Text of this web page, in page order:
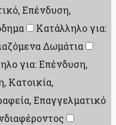
Επένδυση,
Κατάλληλο για:
Δωμάτια
για: Επένδυση,
Κατοικία,
Επαγγελματικό